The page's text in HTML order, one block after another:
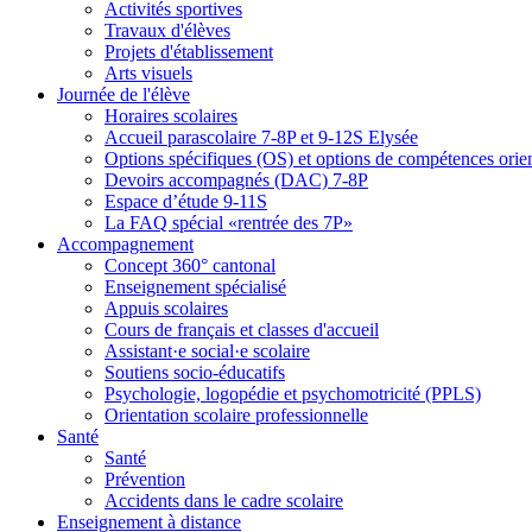
Activités sportives
Travaux d'élèves
Projets d'établissement
Arts visuels
Journée de l'élève
Horaires scolaires
Accueil parascolaire 7-8P et 9-12S Elysée
Options spécifiques (OS) et options de compétences
Devoirs accompagnés (DAC) 7-8P
Espace d’étude 9-11S
La FAQ spécial «rentrée des 7P»
Accompagnement
Concept 360° cantonal
Enseignement spécialisé
Appuis scolaires
Cours de français et classes d'accueil
Assistant·e social·e scolaire
Soutiens socio-éducatifs
Psychologie, logopédie et psychomotricité (PPLS)
Orientation scolaire professionnelle
Santé
Santé
Prévention
Accidents dans le cadre scolaire
Enseignement à distance